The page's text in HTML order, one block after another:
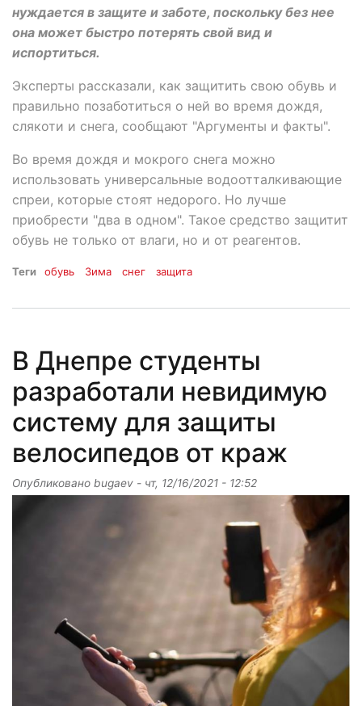
нуждается в защите и заботе, поскольку без нее
она может быстро потерять свой вид и
испортиться.
Эксперты рассказали, как защитить свою обувь и
правильно позаботиться о ней во время дождя,
слякоти и снега, сообщают "Аргументы и факты".
Во время дождя и мокрого снега можно
использовать универсальные водоотталкивающие
спреи, которые стоят недорого. Но лучше
приобрести "два в одном". Такое средство защитит
обувь не только от влаги, но и от реагентов.
Теги обувь Зима снег защита
В Днепре студенты
разработали невидимую
систему для защиты
велосипедов от краж
Опубликовано bugaev - чт, 12/16/2021 - 12:52